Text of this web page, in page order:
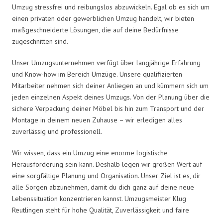
Umzug stressfrei und reibungslos abzuwickeln. Egal ob es sich um
einen privaten oder gewerblichen Umzug handelt, wir bieten
maßgeschneiderte Lösungen, die auf deine Bedürfnisse
zugeschnitten sind.
Unser Umzugsunternehmen verfügt über langjährige Erfahrung
und Know-how im Bereich Umzüge. Unsere qualifizierten
Mitarbeiter nehmen sich deiner Anliegen an und kümmern sich um
jeden einzelnen Aspekt deines Umzugs. Von der Planung über die
sichere Verpackung deiner Möbel bis hin zum Transport und der
Montage in deinem neuen Zuhause – wir erledigen alles
zuverlässig und professionell.
Wir wissen, dass ein Umzug eine enorme logistische
Herausforderung sein kann. Deshalb legen wir großen Wert auf
eine sorgfältige Planung und Organisation. Unser Ziel ist es, dir
alle Sorgen abzunehmen, damit du dich ganz auf deine neue
Lebenssituation konzentrieren kannst. Umzugsmeister Klug
Reutlingen steht für hohe Qualität, Zuverlässigkeit und faire